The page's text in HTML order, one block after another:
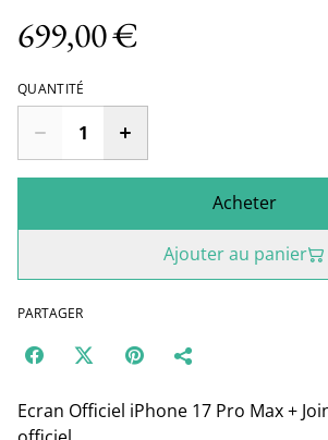
699,00 €
QUANTITÉ
Acheter
Ajouter au panier
PARTAGER
Ecran Officiel iPhone 17 Pro Max +